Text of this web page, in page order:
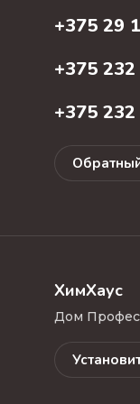
+375 29
+375
+375
ХимХаус
Дом